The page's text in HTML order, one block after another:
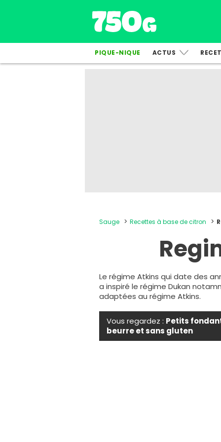
PIQUE-NIQUE ACTUS
Sauge Recettes à base de citron
Le régime Atkins qui date des
a inspiré le régime Dukan
adaptées au régime Atkins.
Vous regardez : Petits
beurre et sans gluten